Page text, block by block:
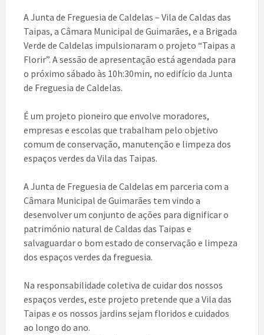
A Junta de Freguesia de Caldelas – Vila de Caldas das
Taipas, a Câmara Municipal de Guimarães, e a Brigada
Verde de Caldelas impulsionaram o projeto “Taipas a
Florir”. A sessão de apresentação está agendada para
o próximo sábado às 10h:30min, no edifício da Junta
de Freguesia de Caldelas.
É um projeto pioneiro que envolve moradores,
empresas e escolas que trabalham pelo objetivo
comum de conservação, manutenção e limpeza dos
espaços verdes da Vila das Taipas.
A Junta de Freguesia de Caldelas em parceria com a
Câmara Municipal de Guimarães tem vindo a
desenvolver um conjunto de ações para dignificar o
património natural de Caldas das Taipas e
salvaguardar o bom estado de conservação e limpeza
dos espaços verdes da freguesia.
Na responsabilidade coletiva de cuidar dos nossos
espaços verdes, este projeto pretende que a Vila das
Taipas e os nossos jardins sejam floridos e cuidados
ao longo do ano.